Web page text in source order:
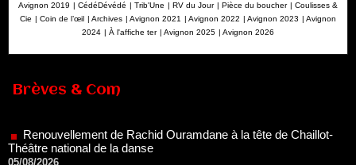
Avignon 2019 | CédéDévédé | Trib'Une | RV du Jour | Pièce du boucher | Coulisses &
Cie | Coin de l’œil | Archives | Avignon 2021 | Avignon 2022 | Avignon 2023 | Avignon
2024 | À l'affiche ter | Avignon 2025 | Avignon 2026
Brèves & Com
Théâtre national de la danse
Scène nationale de Valenciennes Métropole
22/07/2026